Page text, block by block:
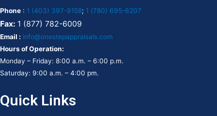
Phone : 1 (403) 397-9158; 1 (780) 695-6207
Fax: 1 (877) 782-6009
Email : info@onestepappraisals.com
Hours of Operation:
Monday – Friday: 8:00 a.m. – 6:00 p.m.
Saturday: 9:00 a.m. – 4:00 pm.
Quick Links